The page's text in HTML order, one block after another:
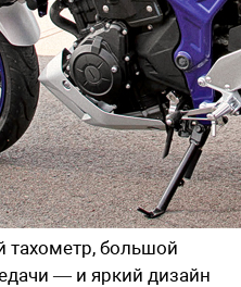
тахометр, большой
— и яркий дизайн